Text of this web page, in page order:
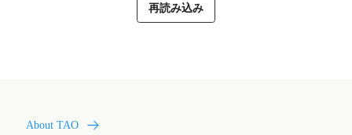
再読み込み
About TAO